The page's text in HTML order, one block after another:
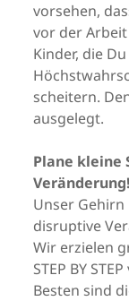
vorsehen,
vor der
Kinder, die
scheitern.
ausgelegt.
Plane
Veränderung!
Unser
disruptive
Wir erzielen
STEP BY
Besten sind